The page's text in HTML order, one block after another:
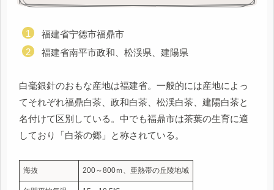
福建省宁德市福鼎市
福建省南平市政和、松渓県、建陽県
白毫銀針のおもな産地は福建省。一般的には産地によっ
てそれぞれ福鼎白茶、政和白茶、松渓白茶、建陽白茶と
名付けて区別している。中でも福鼎市は茶葉の生育に適
しており「白茶の郷」と称されている。
海抜 200～800ｍ、亜熱帯の丘陵地域